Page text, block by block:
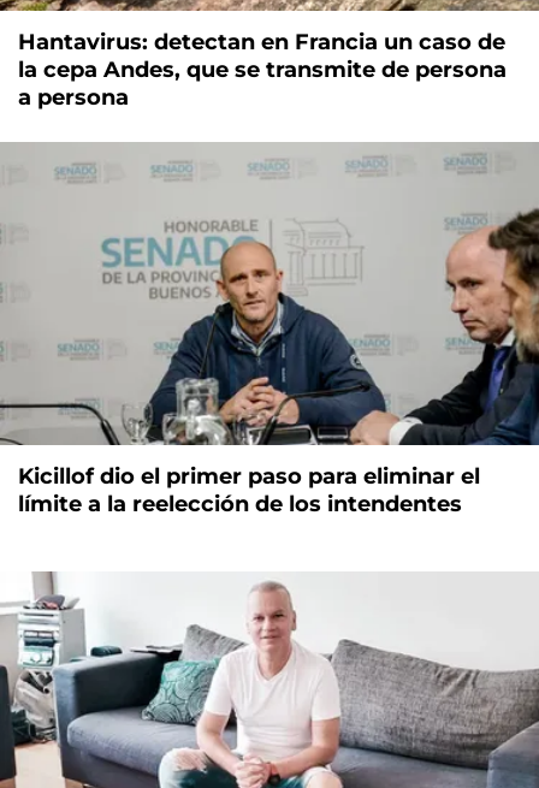
Hantavirus: detectan en Francia un caso de
la cepa Andes, que se transmite de persona
a persona
Kicillof dio el primer paso para eliminar el
límite a la reelección de los intendentes